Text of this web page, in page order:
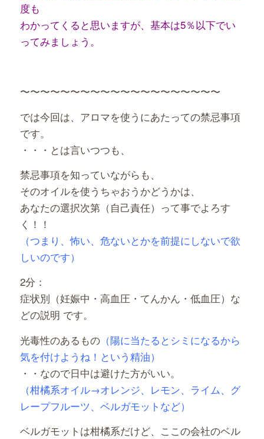
度も
わかってくると思いますが、基本は5％以下でい
ってみましょう。
〜〜〜〜〜〜〜〜〜〜〜〜〜〜〜〜〜〜〜〜
では今回は、アロマを使うにあたっての禁忌事項
です。
・・・とは言いつつも、
禁忌事項を知っていながらも、
そのオイルを使うちゃおうかどうかは、
あなたの選択次第（自己責任）って事でよろす
く！！
（つまり、怖い、危ないとかを前提にしないで欲
しいのです）
2分：
症状別（妊娠中・高血圧・てんかん・低血圧）な
どの説明 です。
光毒性のあるもの（陽に当たるとシミになるから
気を付けようね！という精油）
・・なので日中は避けた方がいい。
（柑橘系オイル→オレンジ、レモン、ライム、グ
レープフルーツ、ベルガモットなど）
ベルガモットは柑橘系だけど、ここの会社のベル